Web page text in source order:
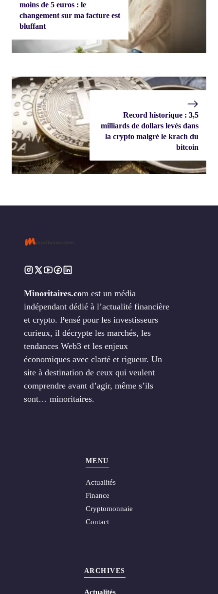
moins de 5 euros : le
changement sur ma facture est
bluffant
Record historique : 3,5
milliards de dollars levés dans
la crypto malgré le krach du
bitcoin
Minoritaires.com est un média
indépendant dédié à l’actualité financière
et crypto. Pensé pour les investisseurs
curieux, il décrypte les marchés, les
tendances Web3 et les enjeux
économiques avec clarté et rigueur. Un
site à destination de ceux qui veulent
comprendre avant d’agir, même s’ils
sont… minoritaires.
MENU
Actualités
Finance
Cryptomonnaie
Contact
ARCHIVES
Actualités